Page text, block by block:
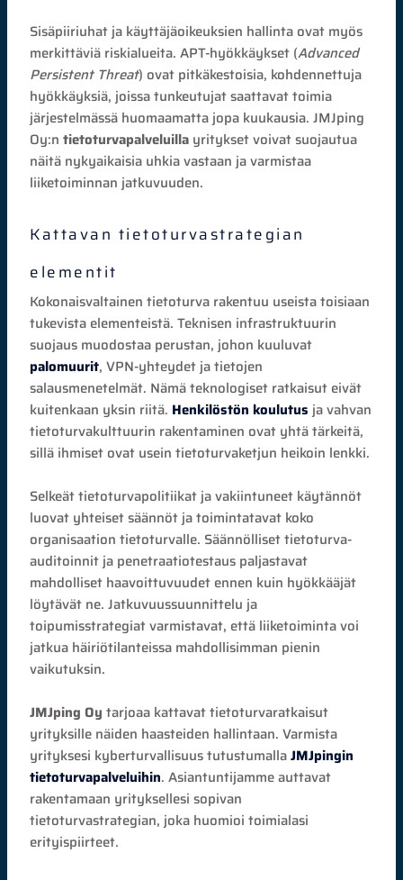
Sisäpiiriuhat ja käyttäjäoikeuksien hallinta ovat myös
merkittäviä riskialueita. APT-hyökkäykset (Advanced
Persistent Threat) ovat pitkäkestoisia, kohdennettuja
hyökkäyksiä, joissa tunkeutujat saattavat toimia
järjestelmässä huomaamatta jopa kuukausia. JMJping
Oy:ntietoturvapalveluilla yritykset voivat suojautua
näitä nykyaikaisia uhkia vastaan ja varmistaa
liiketoiminnan jatkuvuuden.
Kattavan tietoturvastrategian
elementit
Kokonaisvaltainen tietoturva rakentuu useista toisiaan
tukevista elementeistä. Teknisen infrastruktuurin
suojaus muodostaa perustan, johon kuuluvat
palomuurit, VPN-yhteydet ja tietojen
salausmenetelmät. Nämä teknologiset ratkaisut eivät
kuitenkaan yksin riitä. Henkilöstön koulutus ja vahvan
tietoturvakulttuurin rakentaminen ovat yhtä tärkeitä,
sillä ihmiset ovat usein tietoturvaketjun heikoin lenkki.
Selkeät tietoturvapolitiikat ja vakiintuneet käytännöt
luovat yhteiset säännöt ja toimintatavat koko
organisaation tietoturvalle. Säännölliset tietoturva-
auditoinnit ja penetraatiotestaus paljastavat
mahdolliset haavoittuvuudet ennen kuin hyökkääjät
löytävät ne. Jatkuvuussuunnittelu ja
toipumisstrategiat varmistavat, että liiketoiminta voi
jatkua häiriötilanteissa mahdollisimman pienin
vaikutuksin.
JMJping Oy tarjoaa kattavat tietoturvaratkaisut
yrityksille näiden haasteiden hallintaan. Varmista
yrityksesi kyberturvallisuus tutustumallaJMJpingin
tietoturvapalveluihin. Asiantuntijamme auttavat
rakentamaan yrityksellesi sopivan
tietoturvastrategian, joka huomioi toimialasi
erityispiirteet.